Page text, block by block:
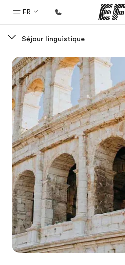
FR
Bienvenue chez EF
Programmes
Nos offres
Bureaux
Trouver un bureau
A propos de nous
Qui sommes-nous ?
EF recrute
Rejoignez nos équipes
Séjour linguistique